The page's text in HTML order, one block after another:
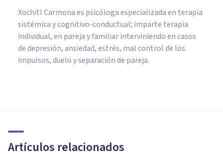
Xochitl Carmona es psicóloga especializada en terapia
sistémica y cognitivo-conductual; imparte terapia
individual, en pareja y familiar interviniendo en casos
de depresión, ansiedad, estrés, mal control de los
impulsos, duelo y separación de pareja.
Artículos relacionados
causas y tratamiento